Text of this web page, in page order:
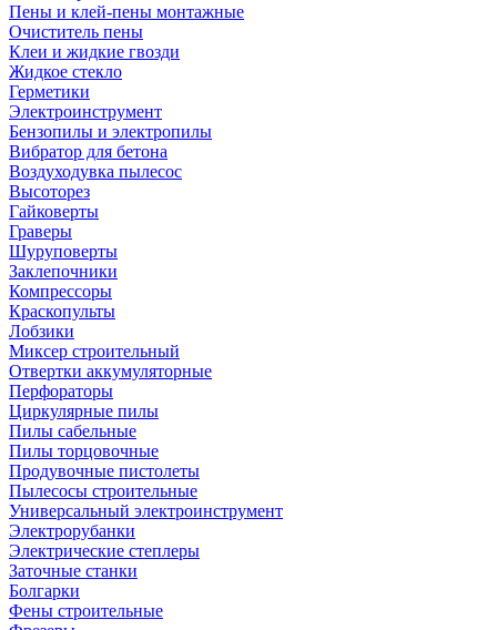
Пены и клей-пены монтажные
Очиститель пены
Клеи и жидкие гвозди
Жидкое стекло
Герметики
Электроинструмент
Бензопилы и электропилы
Вибратор для бетона
Воздуходувка пылесос
Высоторез
Гайковерты
Граверы
Шуруповерты
Заклепочники
Компрессоры
Краскопульты
Лобзики
Миксер строительный
Отвертки аккумуляторные
Перфораторы
Циркулярные пилы
Пилы сабельные
Пилы торцовочные
Продувочные пистолеты
Пылесосы строительные
Универсальный электроинструмент
Электрорубанки
Электрические степлеры
Заточные станки
Болгарки
Фены строительные